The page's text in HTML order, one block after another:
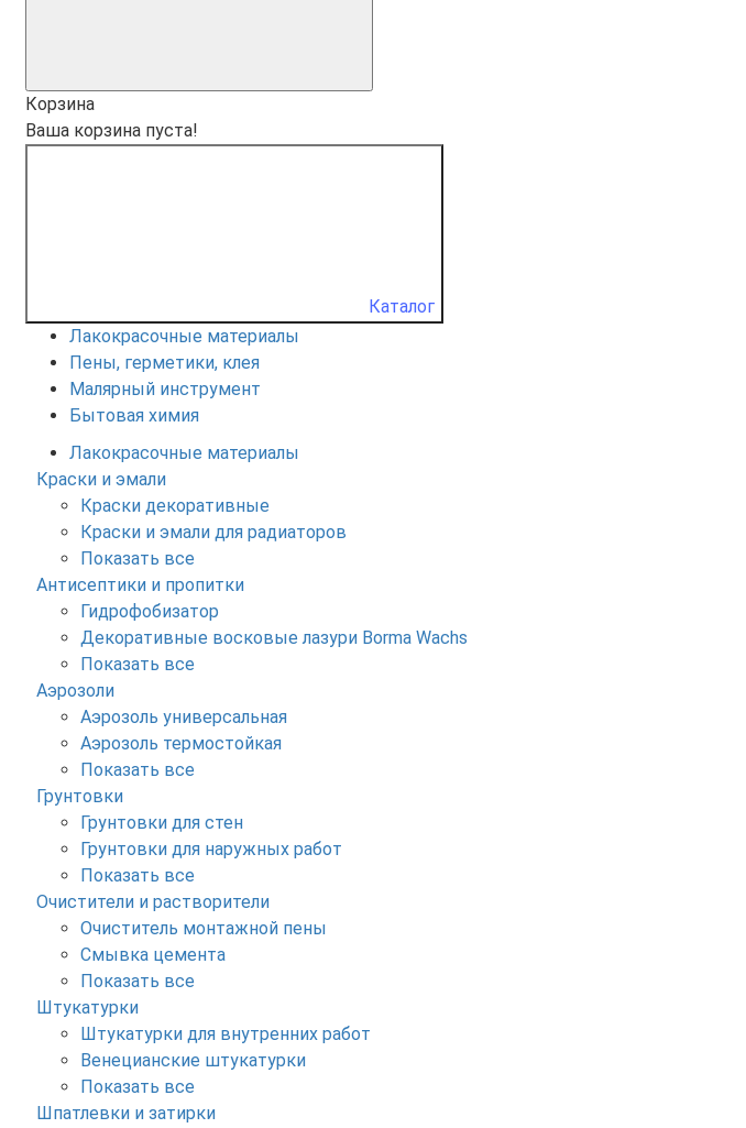
Корзина
Ваша корзина пуста!
Каталог
Лакокрасочные материалы
Пены, герметики, клея
Малярный инструмент
Бытовая химия
Лакокрасочные материалы
Краски и эмали
Краски декоративные
Краски и эмали для радиаторов
Показать все
Антисептики и пропитки
Гидрофобизатор
Декоративные восковые лазури Borma Wachs
Показать все
Аэрозоли
Аэрозоль универсальная
Аэрозоль термостойкая
Показать все
Грунтовки
Грунтовки для стен
Грунтовки для наружных работ
Показать все
Очистители и растворители
Очиститель монтажной пены
Смывка цемента
Показать все
Штукатурки
Штукатурки для внутренних работ
Венецианские штукатурки
Показать все
Шпатлевки и затирки